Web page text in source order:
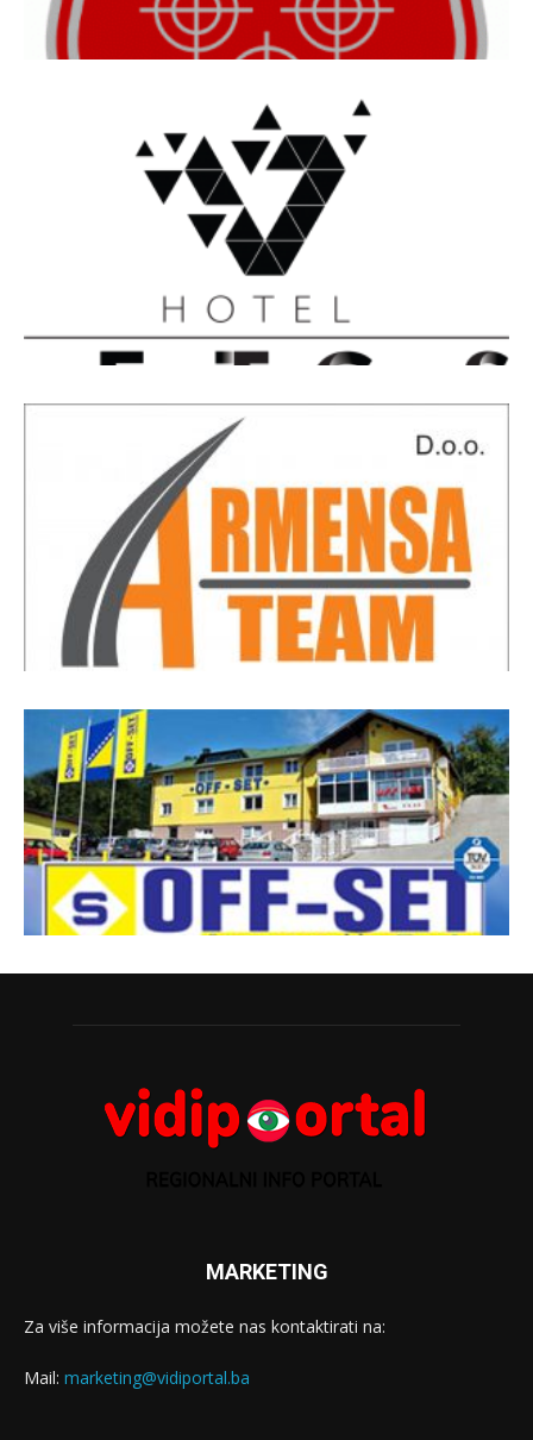
MARKETING
Za više informacija možete nas kontaktirati na:
Mail: marketing@vidiportal.ba